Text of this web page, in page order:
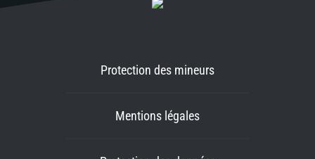
Protection des mineurs
Mentions légales